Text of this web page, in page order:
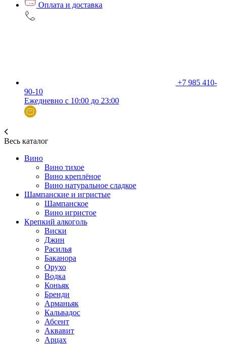
Оплата и доставка
+7 985 410-
90-10
Ежедневно с 10:00 до 23:00
Весь каталог
Вино
Вино тихое
Вино креплёное
Вино натуральное сладкое
Шампанские и игристые
Шампанское
Вино игристое
Крепкий алкоголь
Виски
Джин
Расилья
Баканора
Орухо
Водка
Коньяк
Бренди
Арманьяк
Кальвадос
Абсент
Аквавит
Арцах